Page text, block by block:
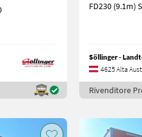
FD230 (9.1m)
Söllinger -
4625 Alta
Rivenditore